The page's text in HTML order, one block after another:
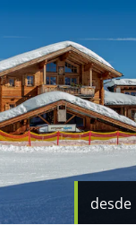
desde